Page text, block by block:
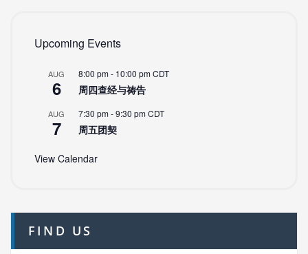
Upcoming Events
AUG
6
8:00 pm- 10:00 pmCDT
周四查经与祷告
AUG
7
7:30 pm-9:30 pmCDT
周五团契
View Calendar
FIND US